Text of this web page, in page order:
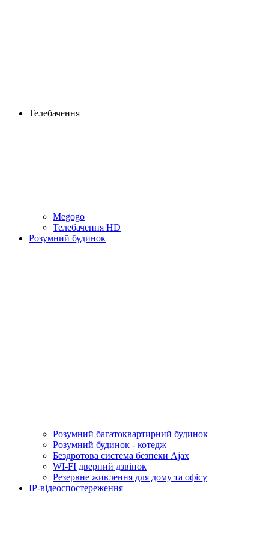
Телебачення
Megogo
Телебачення HD
Розумний будинок
Розумний багатоквартирний будинок
Розумний будинок - котедж
Бездротова система безпеки Ajax
WI-FI дверний дзвінок
Резервне живлення для дому та офісу
IP-відеоспостереження